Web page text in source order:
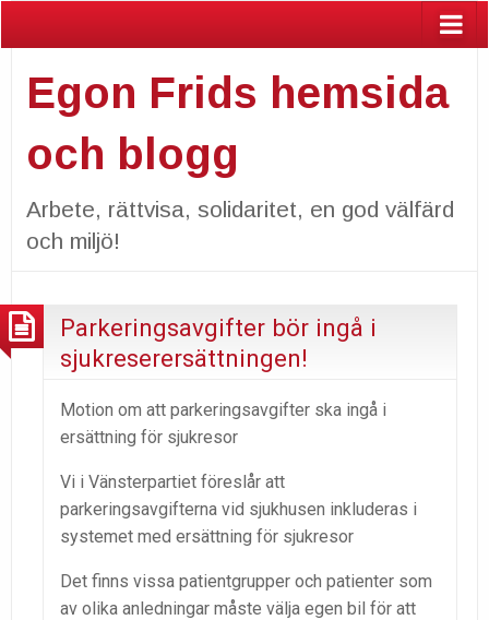
Egon Frids hemsida
och blogg
Arbete, rättvisa, solidaritet, en god välfärd
och miljö!
Parkeringsavgifter bör ingå i
sjukreserersättningen!
Motion om att parkeringsavgifter ska ingå i
ersättning för sjukresor
Vi i Vänsterpartiet föreslår att
parkeringsavgifterna vid sjukhusen inkluderas i
systemet med ersättning för sjukresor
Det finns vissa patientgrupper och patienter som
av olika anledningar måste välja egen bil för att